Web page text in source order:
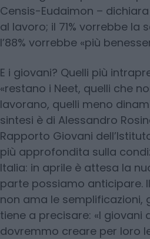
Censis-Eudaimon –
al lavoro; il 71% vorrebbe la
l’88% vorrebbe «più
E i giovani? Quelli più
«restano i Neet, quelli che
lavorano, quelli meno
sintesi è di Alessandro
Rapporto Giovani
più approfondita sulla
Italia: in aprile è attesa la
parte possiamo anticipare.
non ama le semplificazioni,
tiene a precisare: «I
dovremmo creare per loro